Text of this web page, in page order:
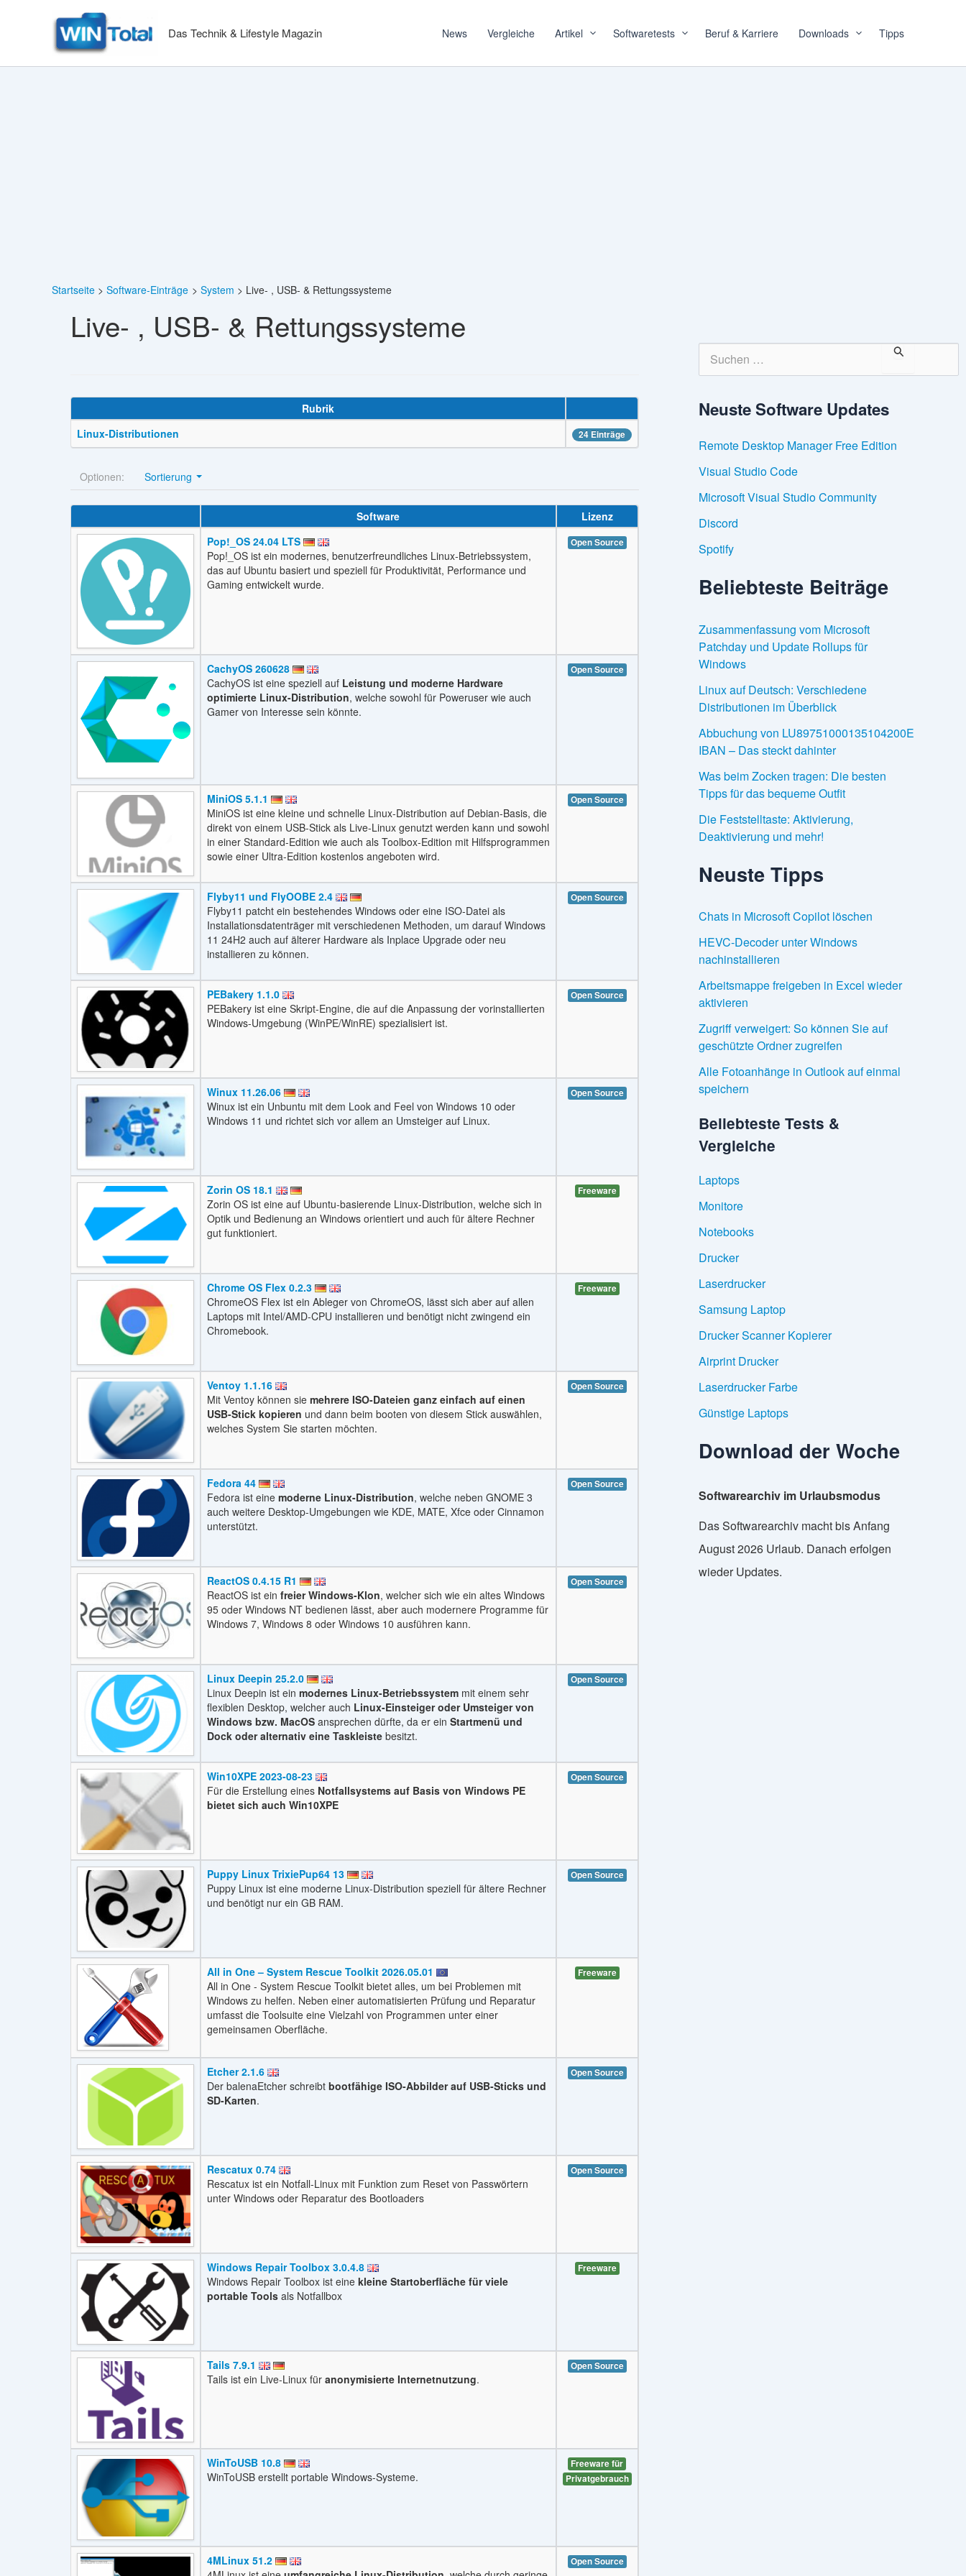
Das Technik & Lifestyle Magazin News Vergleiche Artikel Softwaretests Beruf & Karriere Downloads Tipps
Startseite Software-Einträge System Live- , USB- & Rettungssysteme
Live- , USB- & Rettungssysteme
Rubrik
Linux-Distributionen
24 Einträge
Optionen: Sortierung
Software
Lizenz
Pop!_OS 24.04 LTS
Pop!_OS ist ein modernes, benutzerfreundliches Linux‑Betriebssystem,
das auf Ubuntu basiert und speziell für Produktivität, Performance und
Gaming entwickelt wurde.
Open Source
CachyOS 260628
CachyOS ist eine speziell auf Leistung und moderne Hardware
optimierte Linux-Distribution, welche sowohl für Poweruser wie auch
Gamer von Interesse sein könnte.
Open Source
MiniOS 5.1.1
MiniOS ist eine kleine und schnelle Linux-Distribution auf Debian-Basis, die
direkt von einem USB-Stick als Live-Linux genutzt werden kann und sowohl
in einer Standard-Edition wie auch als Toolbox-Edition mit Hilfsprogrammen
sowie einer Ultra-Edition kostenlos angeboten wird.
Open Source
Flyby11 und FlyOOBE 2.4
Flyby11 patcht ein bestehendes Windows oder eine ISO-Datei als
Installationsdatenträger mit verschiedenen Methoden, um darauf Windows
11 24H2 auch auf älterer Hardware als Inplace Upgrade oder neu
installieren zu können.
Open Source
PEBakery 1.1.0
PEBakery ist eine Skript-Engine, die auf die Anpassung der vorinstallierten
Windows-Umgebung (WinPE/WinRE) spezialisiert ist.
Open Source
Winux 11.26.06
Winux ist ein Unbuntu mit dem Look and Feel von Windows 10 oder
Windows 11 und richtet sich vor allem an Umsteiger auf Linux.
Open Source
Zorin OS 18.1
Zorin OS ist eine auf Ubuntu-basierende Linux-Distribution, welche sich in
Optik und Bedienung an Windows orientiert und auch für ältere Rechner
gut funktioniert.
Freeware
Chrome OS Flex 0.2.3
ChromeOS Flex ist ein Ableger von ChromeOS, lässt sich aber auf allen
Laptops mit Intel/AMD-CPU installieren und benötigt nicht zwingend ein
Chromebook.
Freeware
Ventoy 1.1.16
Mit Ventoy können sie mehrere ISO-Dateien ganz einfach auf einen
USB-Stick kopieren und dann beim booten von diesem Stick auswählen,
welches System Sie starten möchten.
Open Source
Fedora 44
Fedora ist eine moderne Linux-Distribution, welche neben GNOME 3
auch weitere Desktop-Umgebungen wie KDE, MATE, Xfce oder Cinnamon
unterstützt.
Open Source
ReactOS 0.4.15 R1
ReactOS ist ein freier Windows-Klon, welcher sich wie ein altes Windows
95 oder Windows NT bedienen lässt, aber auch modernere Programme für
Windows 7, Windows 8 oder Windows 10 ausführen kann.
Open Source
Linux Deepin 25.2.0
Linux Deepin ist ein modernes Linux-Betriebssystemmit einem sehr
flexiblen Desktop, welcher auch Linux-Einsteiger oder Umsteiger von
Windows bzw. MacOSansprechen dürfte, da er ein Startmenü und
Dock oder alternativ eine Taskleistebesitzt.
Open Source
Win10XPE 2023-08-23
Für die Erstellung eines Notfallsystems auf Basis von Windows PE
bietet sich auch Win10XPE
Open Source
Puppy Linux TrixiePup64 13
Puppy Linux ist eine moderne Linux-Distribution speziell für ältere Rechner
und benötigt nur ein GB RAM.
Open Source
All in One – System Rescue Toolkit 2026.05.01
All in One - System Rescue Toolkit bietet alles, um bei Problemen mit
Windows zu helfen. Neben einer automatisierten Prüfung und Reparatur
umfasst die Toolsuite eine Vielzahl von Programmen unter einer
gemeinsamen Oberfläche.
Freeware
Etcher 2.1.6
Der balenaEtcher schreibt bootfähige ISO-Abbilder auf USB-Sticks und
SD-Karten.
Open Source
Rescatux 0.74
Rescatux ist ein Notfall-Linux mit Funktion zum Reset von Passwörtern
unter Windows oder Reparatur des Bootloaders
Open Source
Windows Repair Toolbox 3.0.4.8
Windows Repair Toolbox ist eine kleine Startoberfläche für viele
portable Toolsals Notfallbox
Freeware
Tails 7.9.1
Tails ist ein Live-Linux für anonymisierte Internetnutzung.
Open Source
WinToUSB 10.8
WinToUSB erstellt portable Windows-Systeme.
Freeware für
Privatgebrauch
4MLinux 51.2
Open Source
c
e
a
c
h
:
Neuste Software Updates
Remote Desktop Manager Free Edition
Visual Studio Code
Microsoft Visual Studio Community
Discord
Spotify
Beliebteste Beiträge
Zusammenfassung vom Microsoft
Patchday und Update Rollups für
Windows
Linux auf Deutsch: Verschiedene
Distributionen im Überblick
Abbuchung von LU89751000135104200E
IBAN – Das steckt dahinter
Was beim Zocken tragen: Die besten
Tipps für das bequeme Outfit
Die Feststelltaste: Aktivierung,
Deaktivierung und mehr!
Neuste Tipps
Chats in Microsoft Copilot löschen
HEVC-Decoder unter Windows
nachinstallieren
Arbeitsmappe freigeben in Excel wieder
aktivieren
Zugriff verweigert: So können Sie auf
geschützte Ordner zugreifen
Alle Fotoanhänge in Outlook auf einmal
speichern
Beliebteste Tests &
Vergleiche
Laptops
Monitore
Notebooks
Drucker
Laserdrucker
Samsung Laptop
Drucker Scanner Kopierer
Airprint Drucker
Laserdrucker Farbe
Günstige Laptops
Download der Woche
Softwarearchiv im Urlaubsmodus
Das Softwarearchiv macht bis Anfang
August 2026 Urlaub. Danach erfolgen
wieder Updates.